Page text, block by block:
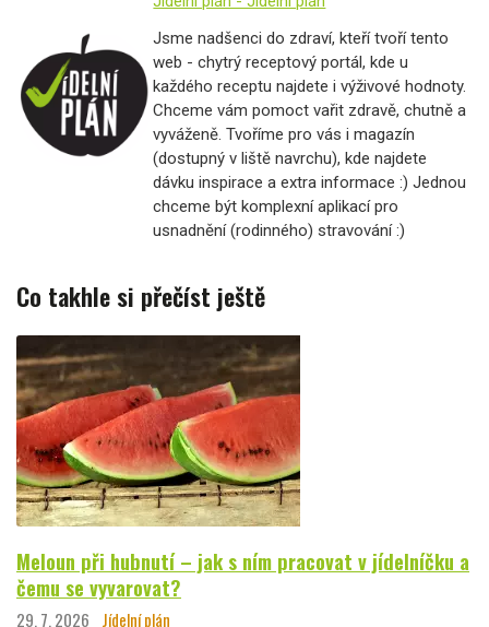
Jsme nadšenci do zdraví, kteří tvoří tento
web - chytrý receptový portál, kde u
každého receptu najdete i výživové hodnoty.
Chceme vám pomoct vařit zdravě, chutně a
vyváženě. Tvoříme pro vás i magazín
(dostupný v liště navrchu), kde najdete
dávku inspirace a extra informace :) Jednou
chceme být komplexní aplikací pro
usnadnění (rodinného) stravování :)
Co takhle si přečíst ještě
Meloun při hubnutí – jak s ním pracovat v jídelníčku a
čemu se vyvarovat?
29. 7. 2026 Jídelní plán